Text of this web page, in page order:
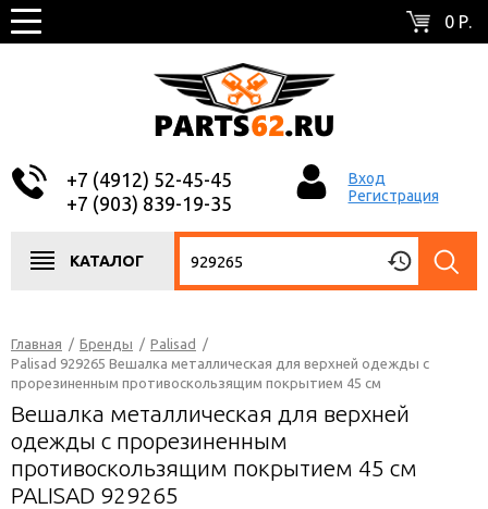
0 Р.
+7 (4912) 52-45-45
+7 (903) 839-19-35
Вход
Регистрация
КАТАЛОГ
Главная / Бренды / Palisad
/
Palisad 929265 Вешалка металлическая для верхней одежды с
прорезиненным противоскользящим покрытием 45 см
Вешалка металлическая для верхней
одежды с прорезиненным
противоскользящим покрытием 45 см
PALISAD 929265